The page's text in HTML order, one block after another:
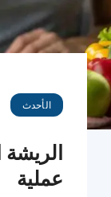
الأحدث
عملية